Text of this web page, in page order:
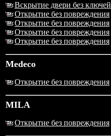
Вскрытие двери без ключей
Открытие без повреждения
Открытие без повреждения
Открытие без повреждения
Открытие без повреждения
Medeco
Открытие без повреждения
MILA
Открытие без повреждения